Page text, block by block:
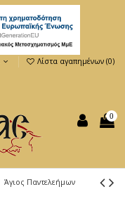
Λίστα αγαπημένων (0)
0
Άγιος Παντελεήμων